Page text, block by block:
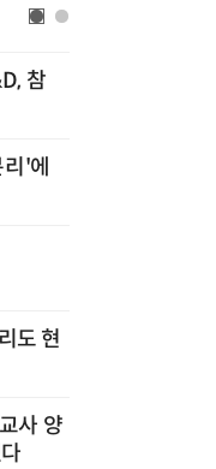
참
'에
도 현
사 양